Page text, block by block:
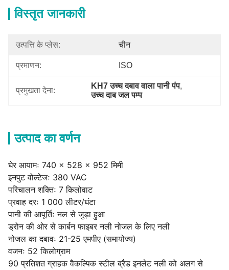
विस्तृत जानकारी
उत्पत्ति के प्लेस: चीन
प्रमाणन: ISO
प्रमुखता देना:
KH7 उच्च दबाव वाला पानी पंप,
उच्च दाब जल पम्प
उत्पाद का वर्णन
घेर आयामः 740 × 528 × 952 मिमी
इनपुट वोल्टेजः 380 VAC
परिचालन शक्तिः 7 किलोवाट
प्रवाह दरः 1 000 लीटर/घंटा
पानी की आपूर्तिः नल से जुड़ा हुआ
ड्रोन की ओर से कार्बन फाइबर नली नोजल के लिए नली
नोजल का दबावः 21-25 एमपीए (समायोज्य)
वजनः 52 किलोग्राम
90 प्रतिशत ग्राहक वैकल्पिक स्टील ब्रैड इनलेट नली को अलग से